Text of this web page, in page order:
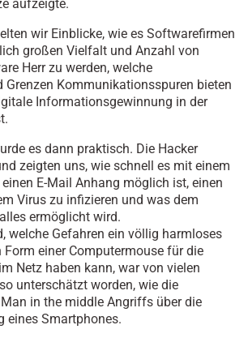
aufzeigte.
wir Einblicke, wie es Softwarefirmen
großen Vielfalt und Anzahl von
Herr zu werden, welche
Grenzen Kommunikationsspuren bieten
Informationsgewinnung in der
es dann praktisch. Die Hacker
zeigten uns, wie schnell es mit einem
E-Mail Anhang möglich ist, einen
Virus zu infizieren und was dem
ermöglicht wird.
welche Gefahren ein völlig harmloses
Form einer Computermouse für die
Netz haben kann, war von vielen
unterschätzt worden, wie die
in the middle Angriffs über die
eines Smartphones.